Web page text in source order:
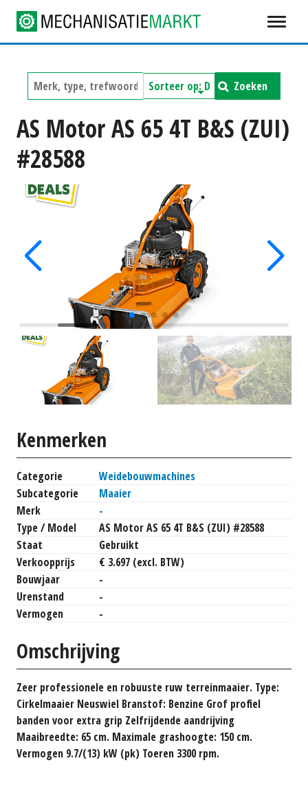
Zoeken
AS Motor AS 65 4T B&S (ZUI)
#28588
Kenmerken
Categorie
Weidebouwmachines
Subcategorie
Maaier
Merk
-
Type / Model
AS Motor AS 65 4T B&S (ZUI) #28588
Staat
Gebruikt
Verkoopprijs
€ 3.697 (excl. BTW)
Bouwjaar
-
Urenstand
-
Vermogen
-
Omschrijving
Zeer professionele en robuuste ruw terreinmaaier. Type:
Cirkelmaaier Neuswiel Branstof: Benzine Grof profiel
banden voor extra grip Zelfrijdende aandrijving
Maaibreedte: 65 cm. Maximale grashoogte: 150 cm.
Vermogen 9.7/(13) kW (pk) Toeren 3300 rpm.